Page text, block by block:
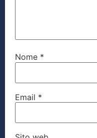
Nome *
Email *